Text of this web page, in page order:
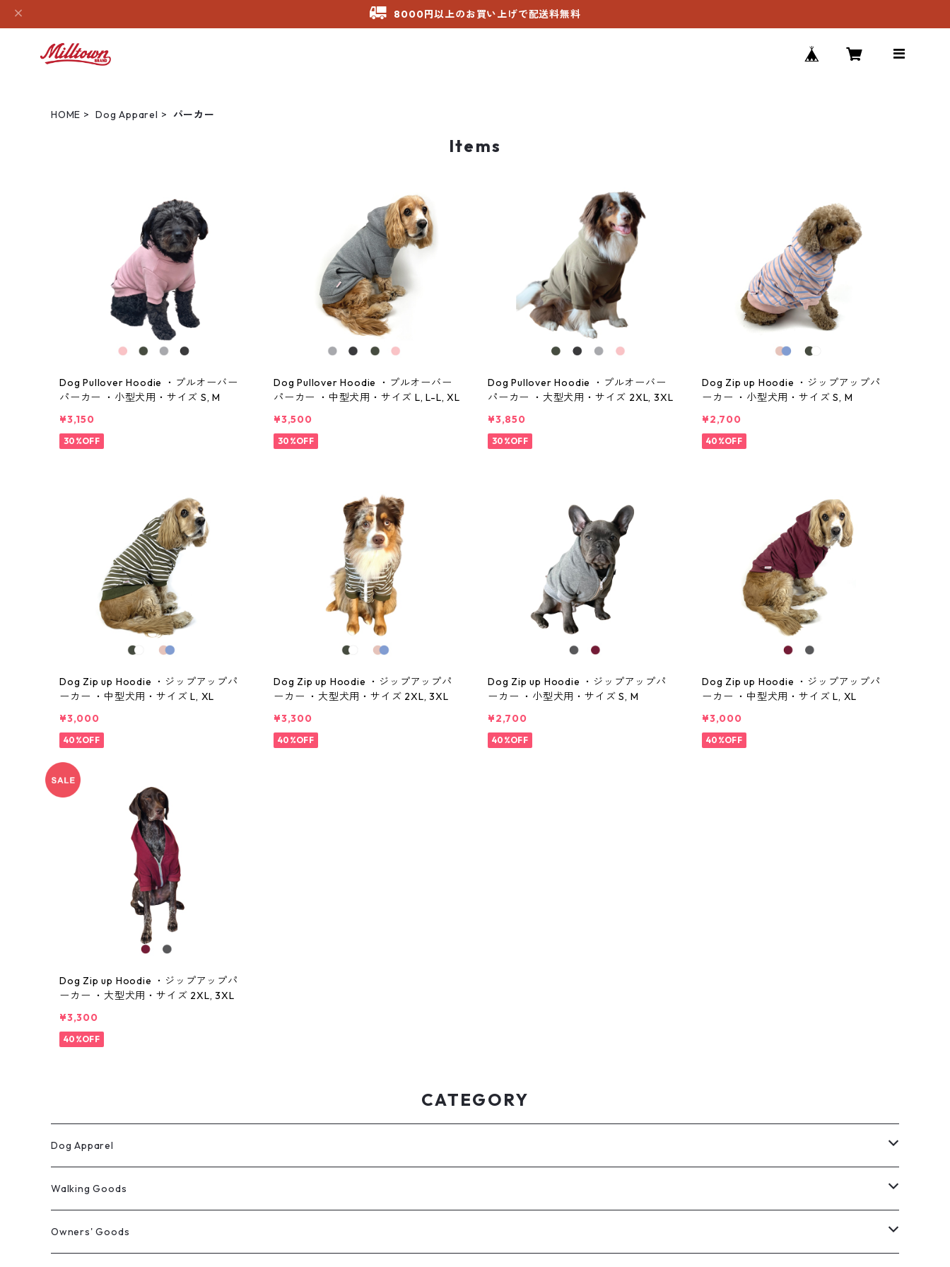
8000円以上のお買い上げで配送料無料
HOME Dog Apparel パーカー
Items
Dog Pullover Hoodie ・プルオーバー
パーカー ・小型犬用・サイズ S, M
¥3,150
30%OFF
Dog Pullover Hoodie ・プルオーバー
パーカー ・中型犬用・サイズ L, L-L, XL
¥3,500
30%OFF
Dog Pullover Hoodie ・プルオーバー
パーカー ・大型犬用・サイズ 2XL, 3XL
¥3,850
30%OFF
Dog Zip up Hoodie ・ジップアップパ
ーカー ・小型犬用・サイズ S, M
¥2,700
40%OFF
Dog Zip up Hoodie ・ジップアップパ
ーカー ・中型犬用・サイズ L, XL
¥3,000
40%OFF
Dog Zip up Hoodie ・ジップアップパ
ーカー ・大型犬用・サイズ 2XL, 3XL
¥3,300
40%OFF
Dog Zip up Hoodie ・ジップアップパ
ーカー ・小型犬用・サイズ S, M
¥2,700
40%OFF
Dog Zip up Hoodie ・ジップアップパ
ーカー ・中型犬用・サイズ L, XL
¥3,000
40%OFF
Dog Zip up Hoodie ・ジップアップパ
ーカー ・大型犬用・サイズ 2XL, 3XL
¥3,300
40%OFF
CATEGORY
Dog Apparel
ウィンターコート
レインウェア
Walking Goods
リード・首輪・ハーネス
Owners' Goods